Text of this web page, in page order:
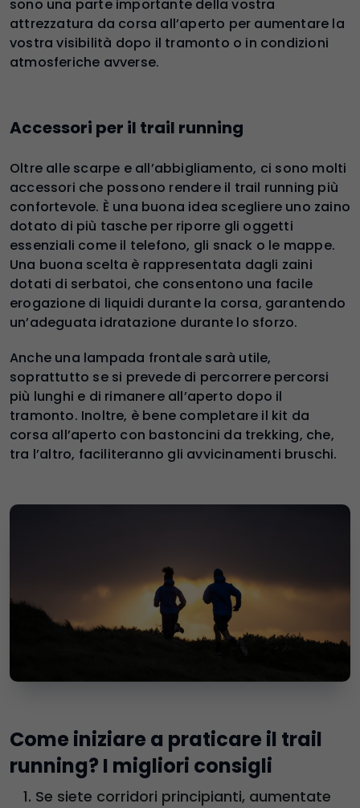
sono una parte importante della vostra
attrezzatura da corsa all’aperto per aumentare la
vostra visibilità dopo il tramonto o in condizioni
atmosferiche avverse.
Accessori per il trail running
Oltre alle scarpe e all’abbigliamento, ci sono molti
accessori che possono rendere il trail running più
confortevole. È una buona idea scegliere uno zaino
dotato di più tasche per riporre gli oggetti
essenziali come il telefono, gli snack o le mappe.
Una buona scelta è rappresentata dagli zaini
dotati di serbatoi, che consentono una facile
erogazione di liquidi durante la corsa, garantendo
un’adeguata idratazione durante lo sforzo.
Anche una lampada frontale sarà utile,
soprattutto se si prevede di percorrere percorsi
più lunghi e di rimanere all’aperto dopo il
tramonto. Inoltre, è bene completare il kit da
corsa all’aperto con bastoncini da trekking, che,
tra l’altro, faciliteranno gli avvicinamenti bruschi.
Come iniziare a praticare il trail
running? I migliori consigli
Se siete corridori principianti, aumentate